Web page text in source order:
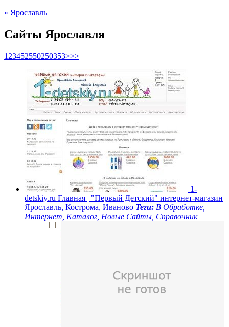
« Ярославль
Сайты Ярославля
1 23452550250353>>>
1-
detskiy.ru Главная | "Первый Детский" интернет-магазин
Ярославль, Кострома, Иваново Теги: В Обработке,
Интернет, Каталог, Новые Сайты, Справочник